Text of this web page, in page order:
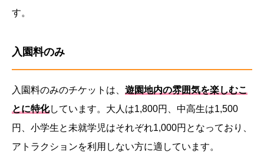
す。
入園料のみ
入園料のみのチケットは、 遊園地内の雰囲気を楽しむこ
とに特化しています。大人は1,800円、中高生は1,500
円、小学生と未就学児はそれぞれ1,000円となっており、
アトラクションを利用しない方に適しています。